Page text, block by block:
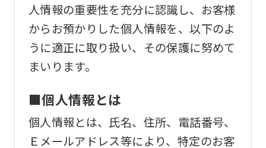
人情報の重要性を充分に認識し、お客様
からお預かりした個人情報を、以下のよ
うに適正に取り扱い、その保護に努めて
まいります。
■個人情報とは
個人情報とは、氏名、住所、電話番号、
Ｅメールアドレス等により、特定のお客